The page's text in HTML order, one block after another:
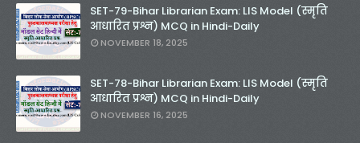
SET-79-Bihar Librarian Exam: LIS Model (स्मृति
आधारित प्रश्न) MCQ in Hindi-Daily
NOVEMBER 18, 2025
SET-78-Bihar Librarian Exam: LIS Model (स्मृति
आधारित प्रश्न) MCQ in Hindi-Daily
NOVEMBER 16, 2025